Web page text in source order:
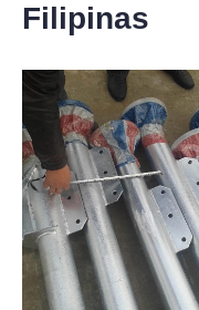
Filipinas